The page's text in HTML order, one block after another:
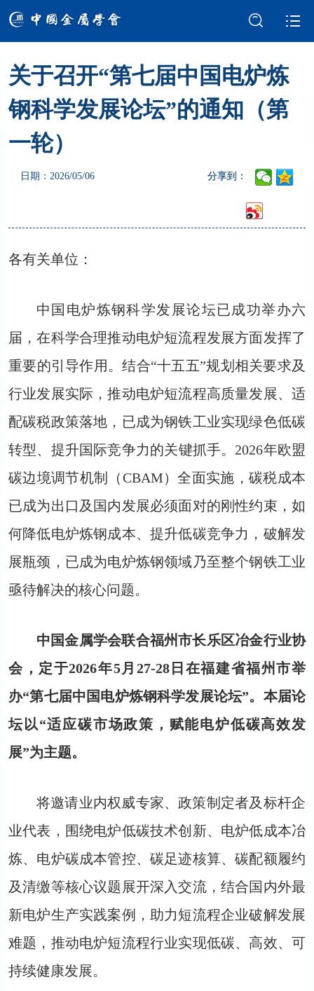
学会介绍 新闻中心
学术交流
科技奖励
关于召开“第七届中国电炉炼
钢科学发展论坛”的通知（第
一轮）
日期：2026/05/06 分享到：
各有关单位：
中国电炉炼钢科学发展论坛已成功举办六
届，在科学合理推动电炉短流程发展方面发挥了
重要的引导作用。结合“十五五”规划相关要求及
行业发展实际，推动电炉短流程高质量发展、适
配碳税政策落地，已成为钢铁工业实现绿色低碳
转型、提升国际竞争力的关键抓手。2026年欧盟
碳边境调节机制（CBAM）全面实施，碳税成本
已成为出口及国内发展必须面对的刚性约束，如
何降低电炉炼钢成本、提升低碳竞争力，破解发
展瓶颈，已成为电炉炼钢领域乃至整个钢铁工业
亟待解决的核心问题。
中国金属学会联合福州市长乐区冶金行业协
会 ，定于2026年5月27-28日在福建省福州市举
办“第七届中国电炉炼钢科学发展论坛”。 本届论
坛以“适应碳市场政策，赋能电炉低碳高效发
展”为主题。
将邀请业内权威专家、政策制定者及标杆企
业代表，围绕电炉低碳技术创新、电炉低成本冶
炼、电炉碳成本管控、碳足迹核算、碳配额履约
及清缴等核心议题展开深入交流，结合国内外最
新电炉生产实践案例，助力短流程企业破解发展
难题，推动电炉短流程行业实现低碳、高效、可
持续健康发展。